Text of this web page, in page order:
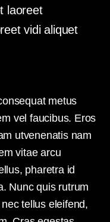
laoreet
vidi aliquet
metus
vel faucibus. Eros
utvenenatis nam
vitae arcu
pharetra id
Nunc quis rutrum
tellus eleifend,